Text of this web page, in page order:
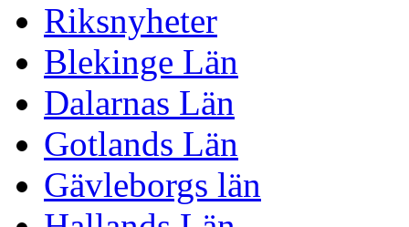
Riksnyheter
Blekinge Län
Dalarnas Län
Gotlands Län
Gävleborgs län